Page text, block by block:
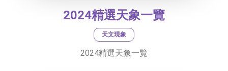
2024精選天象一覽
天文現象
2024精選天象一覽